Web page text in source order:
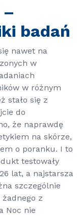
badań
nawet na
w
w różnym
stało się z
do
że naprawdę
na skórze,
o poranku. I to
testowały
lat, a najstarsza
szczególnie
z
Noc nie